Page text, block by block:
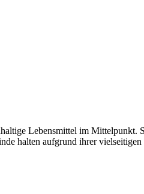
Lebensmittel im
halten aufgrund ihrer